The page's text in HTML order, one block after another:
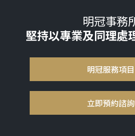
明冠事務
堅持以專業及同理處
明冠服務項目
立即預約諮詢